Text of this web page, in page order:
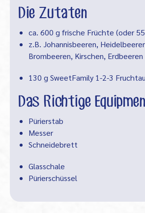
Die Zutaten
ca. 600 g frische Früchte (oder
z.B. Johannisbeeren,
Brombeeren, Kirschen, Erdbeeren
130 g SweetFamily 1-2-3
Das Richtige
Pürierstab
Messer
Schneidebrett
Glasschale
Pürierschüssel